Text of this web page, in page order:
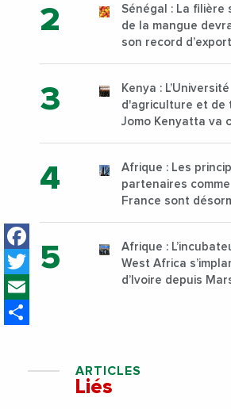
Facebook
Twitter
Sénégal : La filière
de la mangue
son record
Kenya : L’Université
d'agriculture et de
Jomo Kenyatta va
sur son campus de
Nairobi dès
Afrique : Les
partenaires
France sont
Afrique :
West Africa
d’Ivoire depuis
ARTICLES
Liés